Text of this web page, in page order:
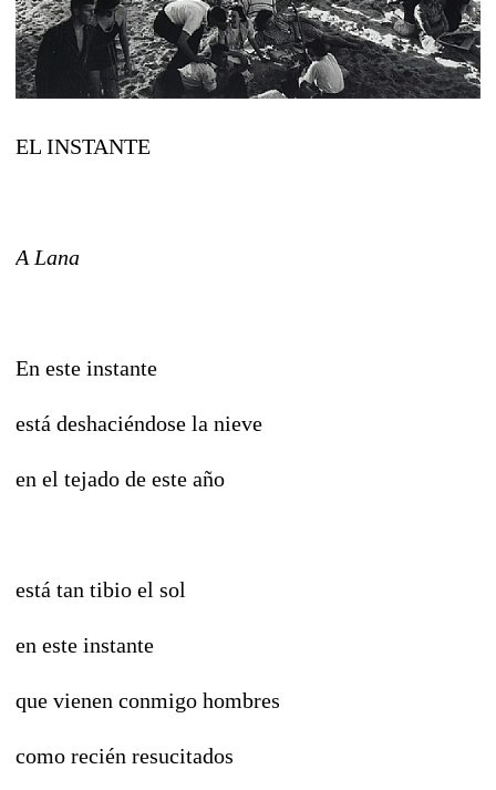
EL INSTANTE
A Lana
En este instante
está deshaciéndose la nieve
en el tejado de este año
está tan tibio el sol
en este instante
que vienen conmigo hombres
como recién resucitados